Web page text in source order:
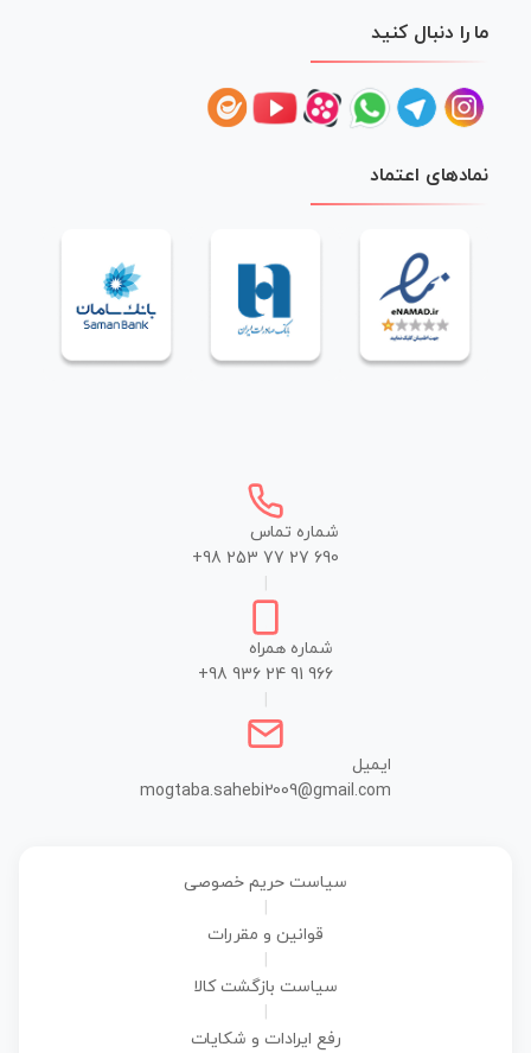
ما را دنبال کنید
نمادهای اعتماد
شماره تماس
+98 253 77 27 690
شماره همراه
+98 936 24 91 966
ایمیل
mogtaba.sahebi2009@gmail.com
سیاست حریم خصوصی
قوانین و مقررات
سیاست بازگشت کالا
رفع ایرادات و شکایات